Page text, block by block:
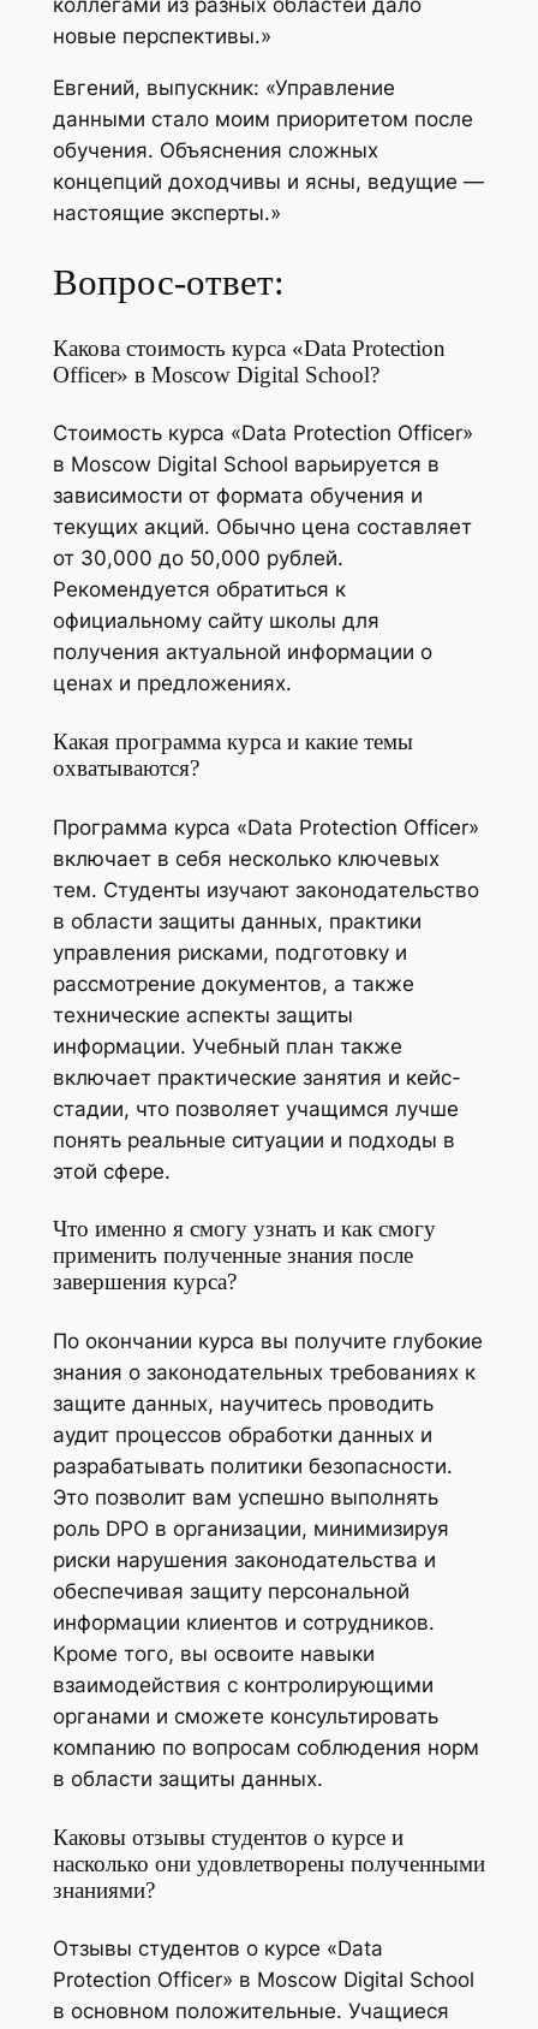
коллегами из разных областей дало
новые перспективы.»
Евгений, выпускник: «Управление
данными стало моим приоритетом после
обучения. Объяснения сложных
концепций доходчивы и ясны, ведущие —
настоящие эксперты.»
Вопрос-ответ:
Какова стоимость курса «Data Protection
Officer» в Moscow Digital School?
Стоимость курса «Data Protection Officer»
в Moscow Digital School варьируется в
зависимости от формата обучения и
текущих акций. Обычно цена составляет
от 30,000 до 50,000 рублей.
Рекомендуется обратиться к
официальному сайту школы для
получения актуальной информации о
ценах и предложениях.
Какая программа курса и какие темы
охватываются?
Программа курса «Data Protection Officer»
включает в себя несколько ключевых
тем. Студенты изучают законодательство
в области защиты данных, практики
управления рисками, подготовку и
рассмотрение документов, а также
технические аспекты защиты
информации. Учебный план также
включает практические занятия и кейс-
стадии, что позволяет учащимся лучше
понять реальные ситуации и подходы в
этой сфере.
Что именно я смогу узнать и как смогу
применить полученные знания после
завершения курса?
По окончании курса вы получите глубокие
знания о законодательных требованиях к
защите данных, научитесь проводить
аудит процессов обработки данных и
разрабатывать политики безопасности.
Это позволит вам успешно выполнять
роль DPO в организации, минимизируя
риски нарушения законодательства и
обеспечивая защиту персональной
информации клиентов и сотрудников.
Кроме того, вы освоите навыки
взаимодействия с контролирующими
органами и сможете консультировать
компанию по вопросам соблюдения норм
в области защиты данных.
Каковы отзывы студентов о курсе и
насколько они удовлетворены полученными
знаниями?
Отзывы студентов о курсе «Data
Protection Officer» в Moscow Digital School
в основном положительные. Учащиеся